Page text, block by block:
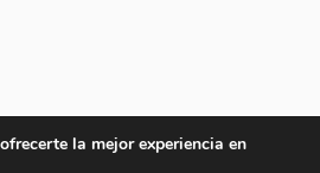
la mejor experiencia en